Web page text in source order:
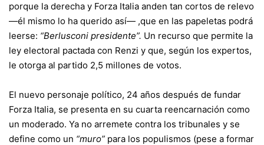
porque la derecha y Forza Italia anden tan cortos de relevo
—él mismo lo ha querido así— ,que en las papeletas podrá
leerse: “Berlusconi presidente”. Un recurso que permite la
ley electoral pactada con Renzi y que, según los expertos,
le otorga al partido 2,5 millones de votos.
El nuevo personaje político, 24 años después de fundar
Forza Italia, se presenta en su cuarta reencarnación como
un moderado. Ya no arremete contra los tribunales y se
define como un “muro” para los populismos (pese a formar